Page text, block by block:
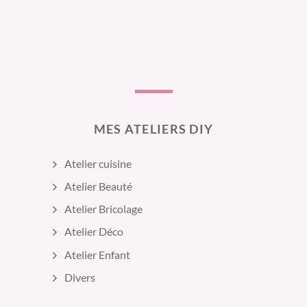
MES ATELIERS DIY
Atelier cuisine
Atelier Beauté
Atelier Bricolage
Atelier Déco
Atelier Enfant
Divers